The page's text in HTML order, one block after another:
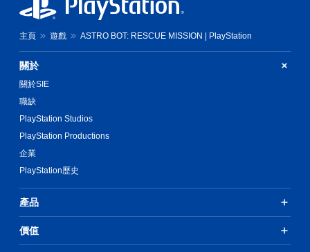
主頁 遊戲 ASTRO BOT: RESCUE MISSION | PlayStation
關於
關於SIE
職缺
PlayStation Studios
PlayStation Productions
企業
PlayStation歷史
產品
價值